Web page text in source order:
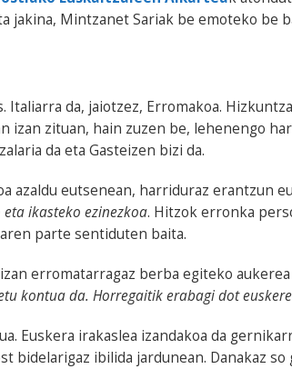
jakina, Mintzanet Sariak be emoteko be
Italiarra da, jaiotzez, Erromakoa.
izan zituan, hain zuzen be, lehenengo
da eta Gasteizen bizi da.
azaldu eutsenean, harriduraz erantzun
ikasteko ezinezkoa. Hitzok erronka
parte sentiduten baita.
erromatarragaz berba egiteko
kontua da. Horregaitik erabagi dot
Euskera irakaslea izandakoa da
bidelarigaz ibilida jardunean. Danakaz